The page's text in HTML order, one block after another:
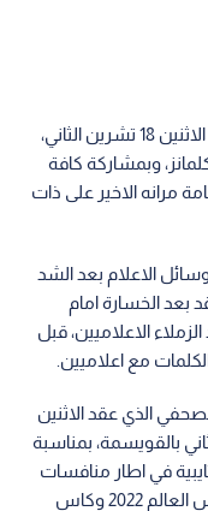
واجرى النشامى تدريبه الرئيسي مساء اليوم الاثنين 18 تشرين الثاني،
وبمشاركة كافة
مرانه الاخير على ذات
الاعلام بعد الشد
بعد الخسارة امام
الاعلاميين، قبل
مع اعلاميين.
الذي عقد الاثنين
بالقويسمة، بمناسبة
في اطار منافسات
التصفيات الاسيوية المزدوجة المؤهلة لكاس العالم 2022 وكاس